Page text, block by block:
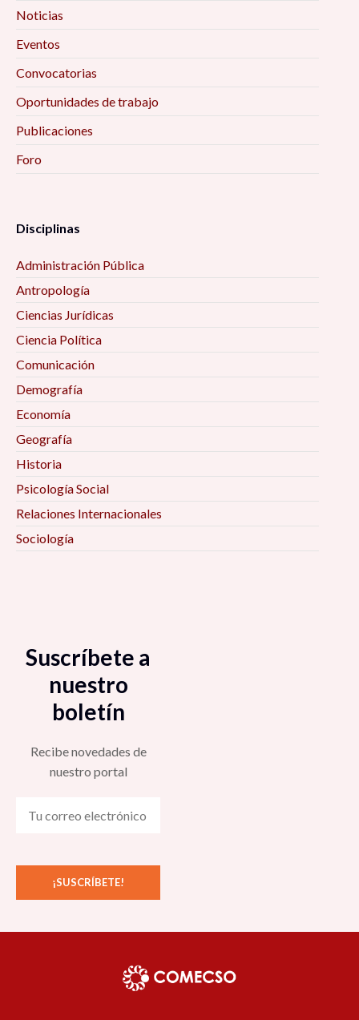
Noticias
Eventos
Convocatorias
Oportunidades de trabajo
Publicaciones
Foro
Disciplinas
Administración Pública
Antropología
Ciencias Jurídicas
Ciencia Política
Comunicación
Demografía
Economía
Geografía
Historia
Psicología Social
Relaciones Internacionales
Sociología
Suscríbete a
nuestro
boletín
Recibe novedades de
nuestro portal